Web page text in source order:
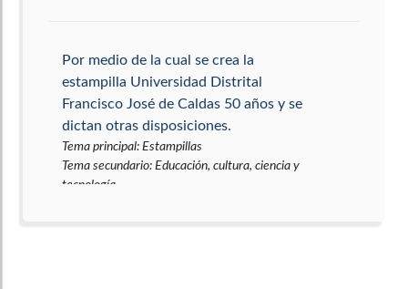
Por medio de la cual se crea la
estampilla Universidad Distrital
Francisco José de Caldas 50 años y se
dictan otras disposiciones.
Tema principal: Estampillas
Tema secundario: Educación, cultura, ciencia y
tecnología